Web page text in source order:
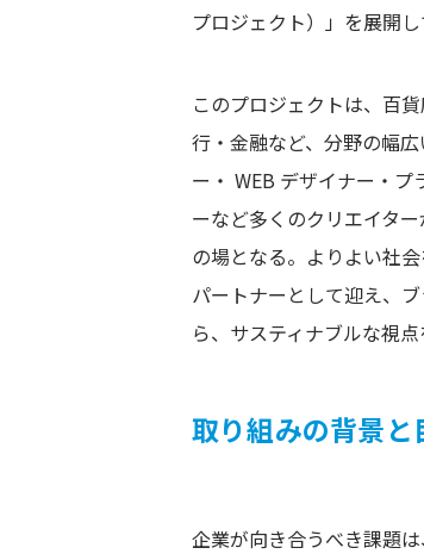
プロジェクト）」を展開し
このプロジェクトは、百
行・金融など、分野の幅
ー・ WEB デザイナー・
ーなど多くのクリエイタ
の場となる。よりよい社
パートナーとして迎え、
ら、サスティナブルな視
取り組みの背景と
企業が向き合うべき課題